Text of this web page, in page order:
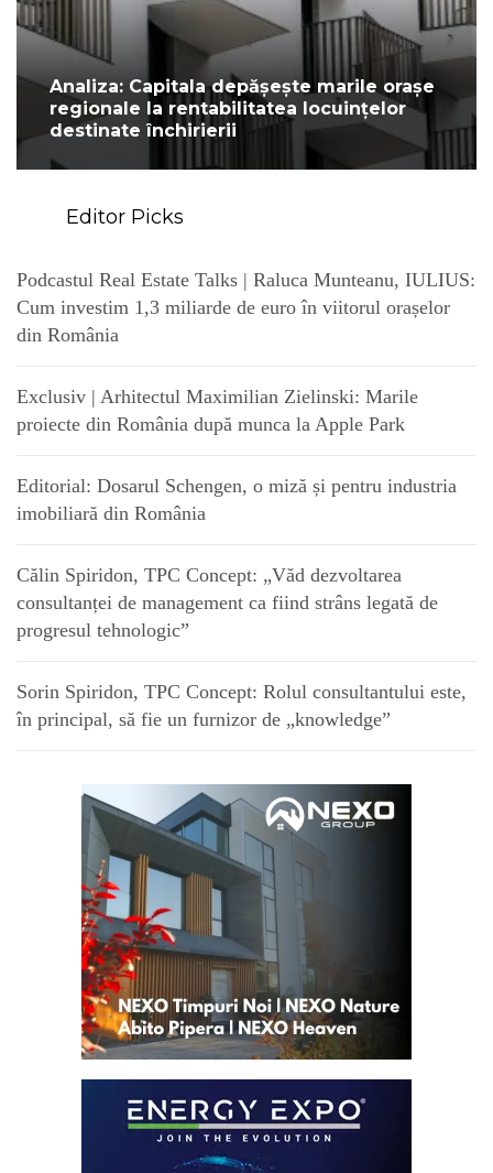
Analiza: Capitala depășește marile orașe
regionale la rentabilitatea locuințelor
destinate închirierii
Editor Picks
Podcastul Real Estate Talks | Raluca Munteanu, IULIUS:
Cum investim 1,3 miliarde de euro în viitorul orașelor
din România
Exclusiv | Arhitectul Maximilian Zielinski: Marile
proiecte din România după munca la Apple Park
Editorial: Dosarul Schengen, o miză și pentru industria
imobiliară din România
Călin Spiridon, TPC Concept: „Văd dezvoltarea
consultanței de management ca fiind strâns legată de
progresul tehnologic”
Sorin Spiridon, TPC Concept: Rolul consultantului este,
în principal, să fie un furnizor de „knowledge”